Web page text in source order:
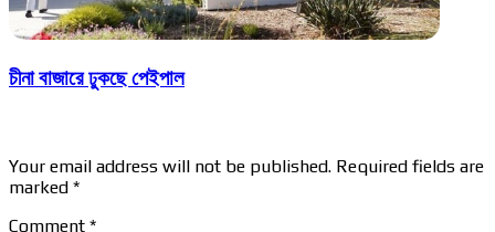
চীনা বাজারে ঢুকছে পেইপাল
Your email address will not be published. Required fields are
marked *
Comment *